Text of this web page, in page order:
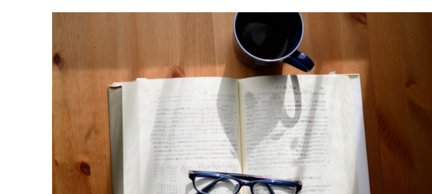
はるな檸檬 アンソニー・ホロヴィッ
エリー・アレグザンダー
ジェイソン・シュライアー
ジョジョの奇妙な冒険
スティ
デニム
ハイキュー！！ ハロルド作石 ビジネス書
ブレイディみかこ
メダリスト ライアン・ホリデイ ロバート・A・ハインラ
三原和人 三浦しをん 井口耕二
佐宗邦威
佐藤哲也 佐藤正午 冨樫義博 加藤和恵
名探偵コナン 塩田武士 大和田秀樹
小宮一慶
山口つばさ 山口周 山田鐘人 岸本斉史
成毛眞
有栖川有栖 朝井リョウ 松岡圭祐
森見登美彦
業界地図
石原慎太郎
福島正実 米国会社四季報 繁村一義